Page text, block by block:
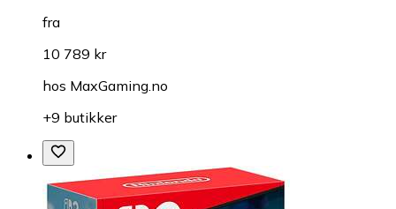
fra
10 789 kr
hos MaxGaming.no
+9 butikker